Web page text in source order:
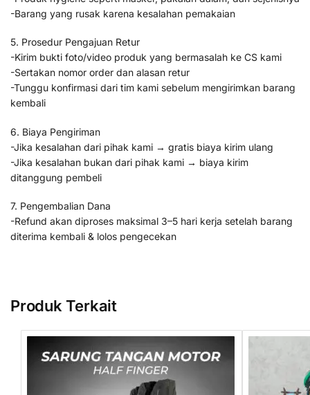
-Barang yang rusak karena kesalahan pemakaian
5. Prosedur Pengajuan Retur
-Kirim bukti foto/video produk yang bermasalah ke CS kami
-Sertakan nomor order dan alasan retur
-Tunggu konfirmasi dari tim kami sebelum mengirimkan barang
kembali
6. Biaya Pengiriman
-Jika kesalahan dari pihak kami → gratis biaya kirim ulang
-Jika kesalahan bukan dari pihak kami → biaya kirim
ditanggung pembeli
7. Pengembalian Dana
-Refund akan diproses maksimal 3–5 hari kerja setelah barang
diterima kembali & lolos pengecekan
Produk Terkait